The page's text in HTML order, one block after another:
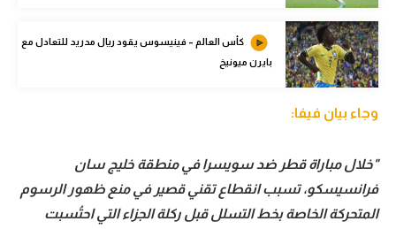
ميركاتو
تحقيق في الجول
حكايات في الجول
كويز في الجول
كأس العالم – فينيسوس يقود ريال مدريد للتعادل مع
بايرن ميونيخ
وجاء بيان فيفا:
"خلال مباراة قطر ضد سويسرا في منطقة خليج سان
فرانسيسكو، تسبب انقطاع تقني قصير في منع ظهور الرسوم
المتحركة الخاصة بخط التسلل قبل ركلة الجزاء التي احتُسبت